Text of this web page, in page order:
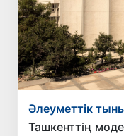
Әлеуметтік
Ташкенттің